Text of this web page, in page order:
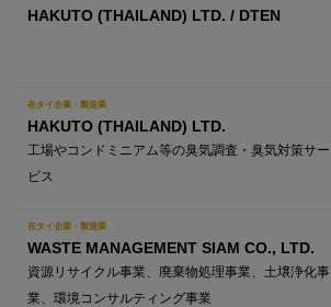
HAKUTO (THAILAND) LTD. / DTEN
在タイ企業・製造業
HAKUTO (THAILAND) LTD.
工場やコンドミニアム等の臭気調査・臭気対策サー
ビス
在タイ企業・製造業
WASTE MANAGEMENT SIAM CO., LTD.
資源リサイクル事業、廃棄物処理事業、土壌浄化事
業、環境コンサルティング事業